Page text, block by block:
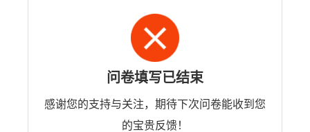
问卷填写已结束
感谢您的支持与关注，期待下次问卷能收到您
的宝贵反馈！